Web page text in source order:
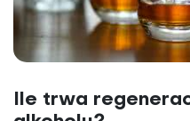
Ile trwa